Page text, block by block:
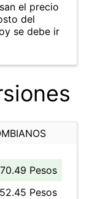
el precio
del
se debe ir
Pesos
Pesos